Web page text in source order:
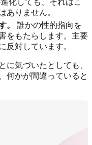
ありません。
。
誰かの性的指向を
をもたらします。主要
反対しています。
に気づいたとしても、
何かが間違っていると